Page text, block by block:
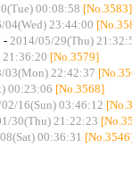
00:08:58 [No.3583]
04(Wed) 23:44:00
- 2014/05/29(Thu)
[No.3579]
03(Mon) 22:42:37
00:23:06 [No.3568]
16(Sun) 03:46:12
30(Thu) 21:22:23
00:36:31